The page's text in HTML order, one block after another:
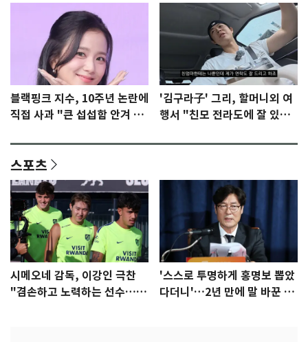
블랙핑크 지수, 10주년 논란에
직접 사과 "큰 섭섭함 안겨 미
'김구라子' 그리, 할머니외 여
행서 "친모 전라도에 잘 있
스포츠
시메오네 감독, 이강인 극찬
"겸손하고 노력하는 선수…좋
'스스로 투명하게 홍명보 뽑았
다더니'…2년 만에 말 바꾼 이